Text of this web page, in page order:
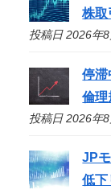
株取
投稿日 2026年
停滞
倫理
投稿日 2026年
JP
低下